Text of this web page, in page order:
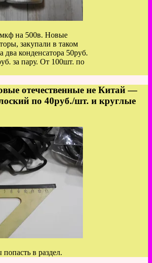
на 500в. Новые
закупали в таком
два конденсатора 50руб.
за пару. От 100шт. по
отечественные не Китай —
по 40руб./шт. и круглые
в раздел.